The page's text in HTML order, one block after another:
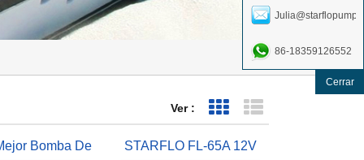
Ver : Vista de cuadrícula
Bomba De
STARFLO FL-65A 12V
86-18359126552
Cerrar